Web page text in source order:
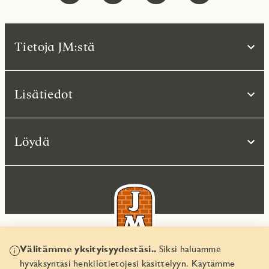
Välitämme yksityisyydestäsi.. Siksi haluamme
hyväksyntäsi henkilötietojesi käsittelyyn. Käytämme
Tietoja JM:stä
Lisätiedot
Löydä
© JM Suomi OY 2026